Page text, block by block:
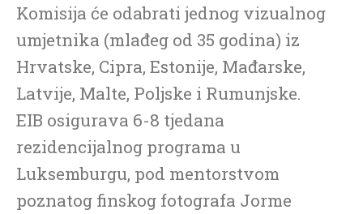
Komisija će odabrati jednog vizualnog
umjetnika (mlađeg od 35 godina) iz
Hrvatske, Cipra, Estonije, Mađarske,
Latvije, Malte, Poljske i Rumunjske.
EIB osigurava 6-8 tjedana
rezidencijalnog programa u
Luksemburgu, pod mentorstvom
poznatog finskog fotografa Jorme